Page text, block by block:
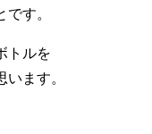
す。
トルを
ます。